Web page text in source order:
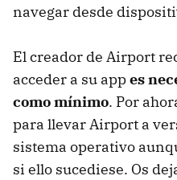
navegar desde
El creador de Airport
acceder a su appes
como mínimo. Por
para llevar Airport a
sistema operativo
si ello sucediese. Os